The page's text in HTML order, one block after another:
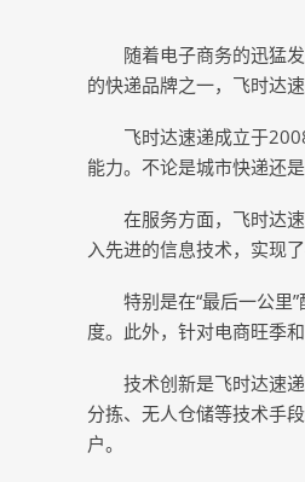
随着电子商务的迅猛
的快递品牌之一，飞时达
飞时达速递成立于
能力。不论是城市快递还
在服务方面，飞时达
入先进的信息技术，实现
特别是在“最后一公里
度。此外，针对电商旺季
技术创新是飞时达速
分拣、无人仓储等技术手
户。